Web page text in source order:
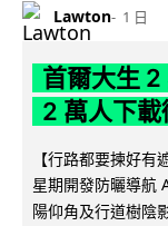
Lawton 1 日
首爾大生
2 萬人下載
【行路都要揀好
星期開發防曬導航
陽仰角及行道樹陰